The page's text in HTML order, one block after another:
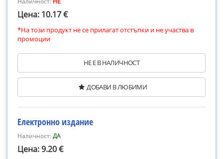
Цена: 10.17 €
*На този продукт не се прилагат отстъпки и не участва в
промоции
НЕ Е В НАЛИЧНОСТ
ДОБАВИ В ЛЮБИМИ
Електронно издание
Наличност:ДА
Цена: 9.20 €